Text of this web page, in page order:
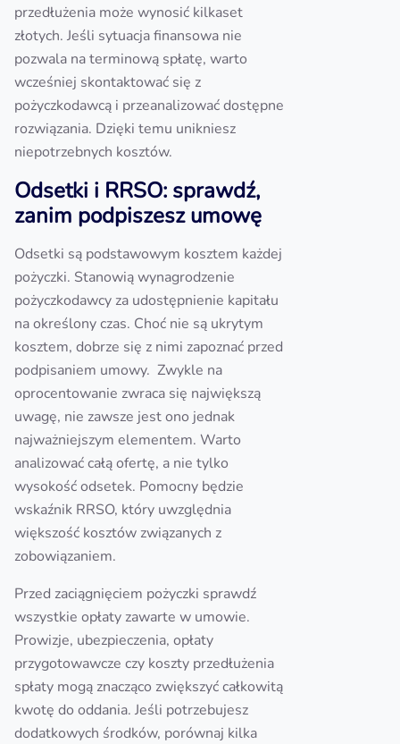
przedłużenia może wynosić kilkaset
złotych. Jeśli sytuacja finansowa nie
pozwala na terminową spłatę, warto
wcześniej skontaktować się z
pożyczkodawcą i przeanalizować dostępne
rozwiązania. Dzięki temu unikniesz
niepotrzebnych kosztów.
Odsetki i RRSO: sprawdź,
zanim podpiszesz umowę
Odsetki są podstawowym kosztem każdej
pożyczki. Stanowią wynagrodzenie
pożyczkodawcy za udostępnienie kapitału
na określony czas. Choć nie są ukrytym
kosztem, dobrze się z nimi zapoznać przed
podpisaniem umowy. Zwykle na
oprocentowanie zwraca się największą
uwagę, nie zawsze jest ono jednak
najważniejszym elementem. Warto
analizować całą ofertę, a nie tylko
wysokość odsetek. Pomocny będzie
wskaźnik RRSO, który uwzględnia
większość kosztów związanych z
zobowiązaniem.
Przed zaciągnięciem pożyczki sprawdź
wszystkie opłaty zawarte w umowie.
Prowizje, ubezpieczenia, opłaty
przygotowawcze czy koszty przedłużenia
spłaty mogą znacząco zwiększyć całkowitą
kwotę do oddania. Jeśli potrzebujesz
dodatkowych środków, porównaj kilka